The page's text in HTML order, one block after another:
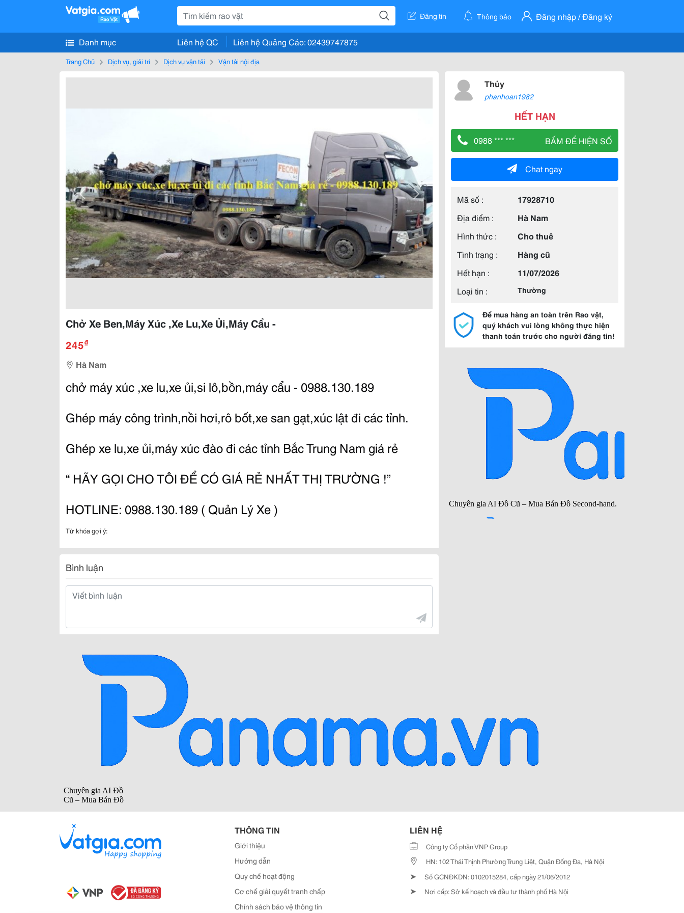
Đăng tin Thông báo Đăng nhập / Đăng ký
Danh mục Liên hệ QC Liên hệ Quảng Cáo: 02439747875
Trang Chủ Dịch vụ, giải trí Dịch vụ vận tải Vận tải nội địa
Chở Xe Ben,Máy Xúc ,Xe Lu,Xe Ủi,Máy Cẩu -
245₫
Hà Nam
chở máy xúc ,xe lu,xe ủi,si lô,bồn,máy cẩu - 0988.130.189
Ghép máy công trình,nồi hơi,rô bốt,xe san gạt,xúc lật đi các tỉnh.
Ghép xe lu,xe ủi,máy xúc đào đi các tỉnh Bắc Trung Nam giá rẻ
“ HÃY GỌI CHO TÔI ĐỂ CÓ GIÁ RẺ NHẤT THỊ TRƯỜNG !”
HOTLINE: 0988.130.189 ( Quản Lý Xe )
Từ khóa gợi ý:
Bình luận
Thủy
phanhoan1982
HẾT HẠN
0988 *** *** BẤM ĐỂ HIỆN SỐ
Chat ngay
Mã số :
17928710
Địa điểm :
Hà Nam
Hình thức :
Cho thuê
Tình trạng :
Hàng cũ
Hết hạn :
11/07/2026
Loại tin :
Thường
Để mua hàng an toàn trên Rao vặt,
quý khách vui lòng không thực hiện
thanh toán trước cho người đăng tin!
THÔNG TIN
Giới thiệu
Hướng dẫn
Quy chế hoạt động
Cơ chế giải quyết tranh chấp
Chính sách bảo vệ thông tin
LIÊN HỆ
Công ty Cổ phần VNP Group
HN: 102 Thái Thịnh Phường Trung Liệt, Quận Đống Đa, Hà Nội
➤ Số GCNĐKDN: 0102015284, cấp ngày 21/06/2012
➤ Nơi cấp: Sở kế hoạch và đầu tư thành phố Hà Nội